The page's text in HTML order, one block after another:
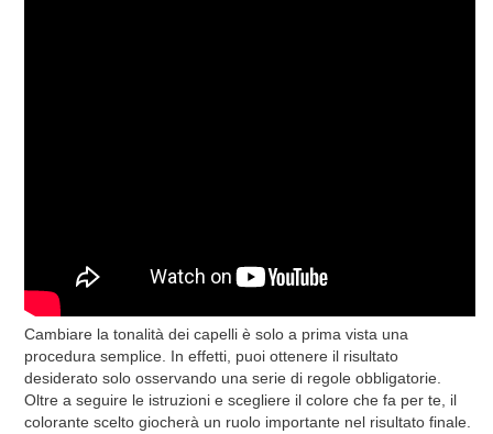
Cambiare la tonalità dei capelli è solo a prima vista una
procedura semplice. In effetti, puoi ottenere il risultato
desiderato solo osservando una serie di regole obbligatorie.
Oltre a seguire le istruzioni e scegliere il colore che fa per te, il
colorante scelto giocherà un ruolo importante nel risultato finale.